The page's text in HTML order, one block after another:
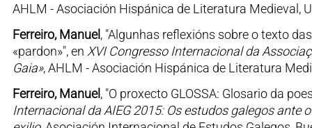
AHLM - Asociación Hispánica de Literatura Medieval,
Ferreiro, Manuel, "Algunhas reflexións sobre o texto
«pardon»", en XVI Congresso Internacional da
Gaia», AHLM - Asociación Hispánica de Literatura
Ferreiro, Manuel, "O proxecto GLOSSA: Glosario da
Internacional da AIEG 2015: Os estudos galegos